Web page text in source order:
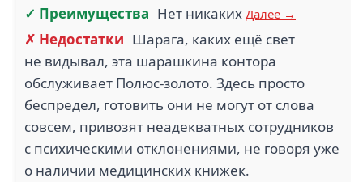
✓ Преимущества Нет никаких Далее →
✗ Недостатки Шарага, каких ещё свет
не видывал, эта шарашкина контора
обслуживает Полюс-золото. Здесь просто
беспредел, готовить они не могут от слова
совсем, привозят неадекватных сотрудников
с психическими отклонениями, не говоря уже
о наличии медицинских книжек.